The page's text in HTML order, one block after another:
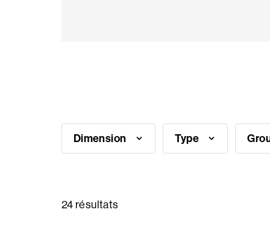
d'inspiration?
Dimension Type
24 résultats